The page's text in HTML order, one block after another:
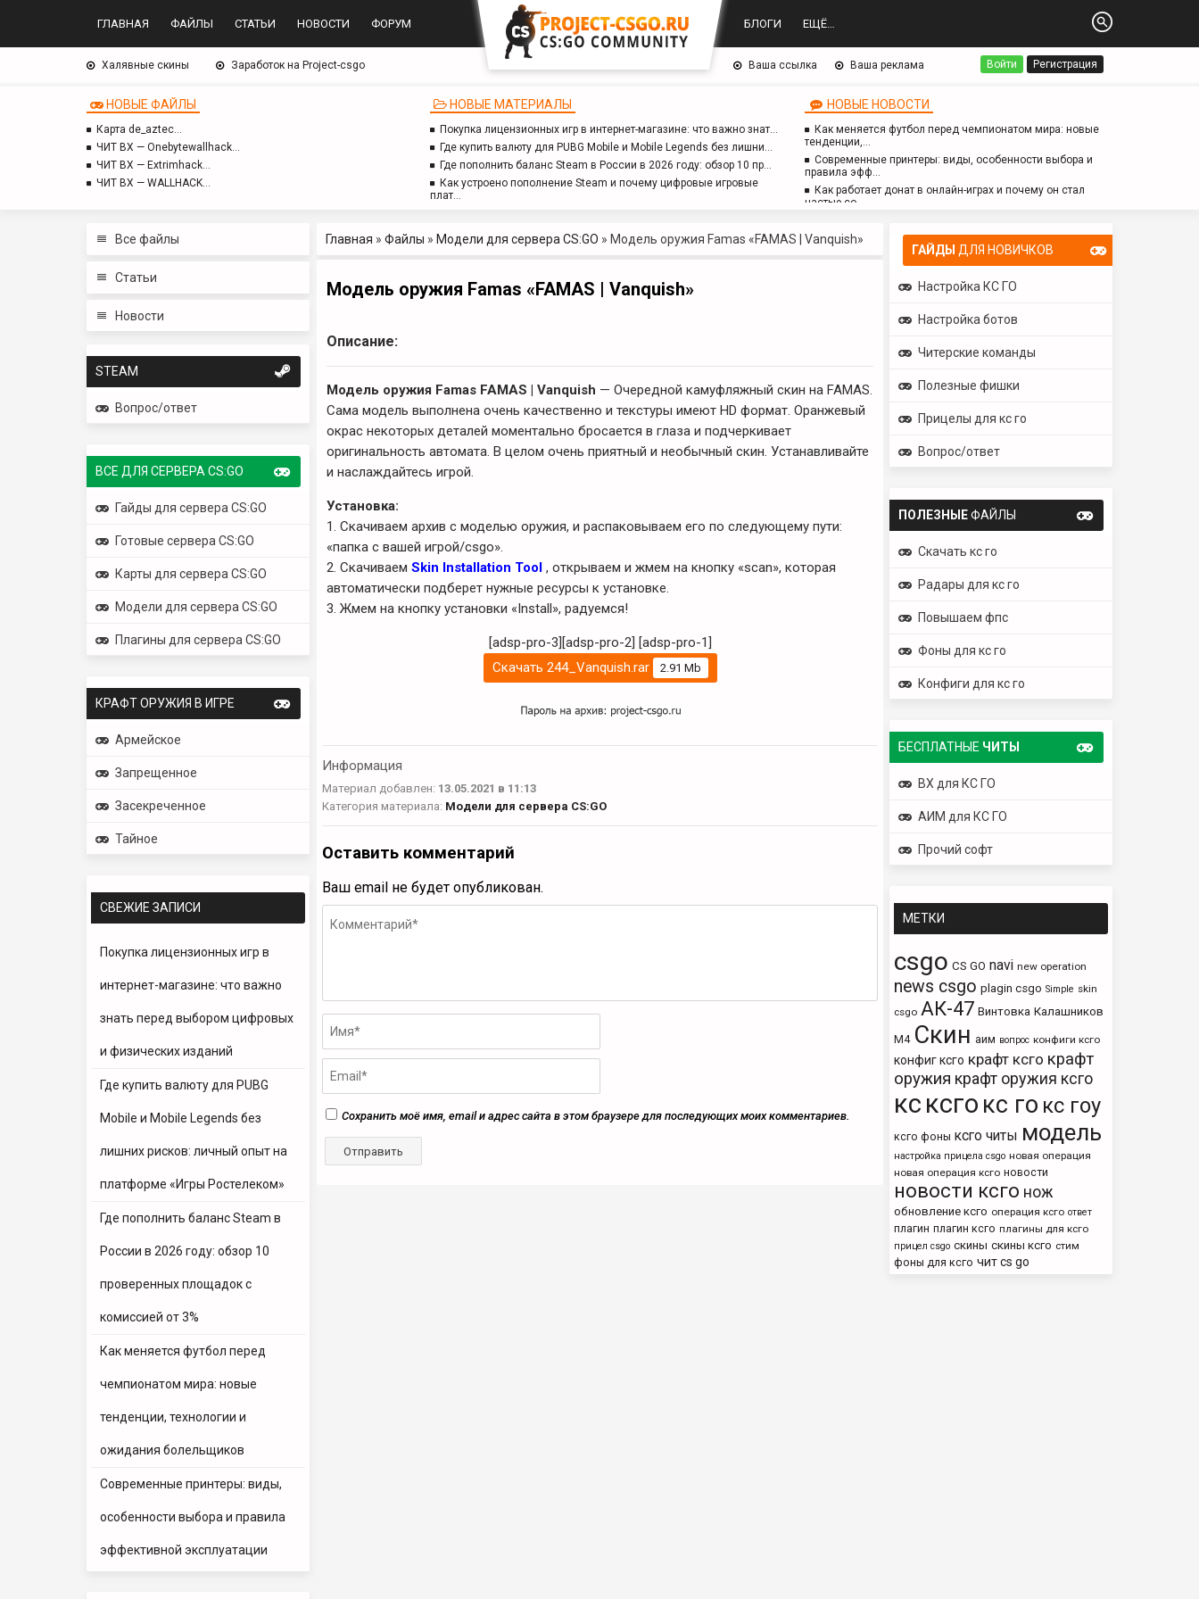
ГЛАВНАЯ ФАЙЛЫ СТАТЬИ НОВОСТИ ФОРУМ БЛОГИ ЕЩЁ…
Халявные скины Заработок на Project-csgo Ваша ссылка Ваша реклама Войти Регистрация
НОВЫЕ ФАЙЛЫ
Карта de_aztec…
ЧИТ BX — Onebytewallhack…
ЧИТ BX — Extrimhack…
ЧИТ BX — WALLHACK…
НОВЫЕ МАТЕРИАЛЫ
Покупка лицензионных игр в интернет-магазине: что важно знат…
Где купить валюту для PUBG Mobile и Mobile Legends без лишни…
Где пополнить баланс Steam в России в 2026 году: обзор 10 пр…
Как устроено пополнение Steam и почему цифровые игровые
плат…
НОВЫЕ НОВОСТИ
Как меняется футбол перед чемпионатом мира: новые
тенденции,…
Современные принтеры: виды, особенности выбора и
правила эфф…
Как работает донат в онлайн-играх и почему он стал
частью со…
методы и з…
Все файлы
Статьи
Новости
STEAM
Вопрос/ответ
ВСЕ ДЛЯ СЕРВЕРА CS:GO
Гайды для сервера CS:GO
Готовые сервера CS:GO
Карты для сервера CS:GO
Модели для сервера CS:GO
Плагины для сервера CS:GO
КРАФТ ОРУЖИЯ В ИГРЕ
Армейское
Запрещенное
Засекреченное
Тайное
СВЕЖИЕ ЗАПИСИ
Покупка лицензионных игр в
интернет-магазине: что важно
знать перед выбором цифровых
и физических изданий
Где купить валюту для PUBG
Mobile и Mobile Legends без
лишних рисков: личный опыт на
платформе «Игры Ростелеком»
Где пополнить баланс Steam в
России в 2026 году: обзор 10
проверенных площадок с
комиссией от 3%
Как меняется футбол перед
чемпионатом мира: новые
тенденции, технологии и
ожидания болельщиков
Современные принтеры: виды,
особенности выбора и правила
эффективной эксплуатации
ГАЙДЫ ДЛЯ НОВИЧКОВ
Настройка КС ГО
Настройка ботов
Читерские команды
Полезные фишки
Прицелы для кс го
Вопрос/ответ
ПОЛЕЗНЫЕФАЙЛЫ
Скачать кс го
Радары для кс го
Повышаем фпс
Фоны для кс го
Конфиги для кс го
БЕСПЛАТНЫЕ ЧИТЫ
ВХ для КС ГО
АИМ для КС ГО
Прочий софт
МЕТКИ
csgo CS GO navi new operation
news csgo plagin csgo Simple skin
csgo АК-47 Винтовка Калашников
М4 Скин аим вопрос конфиги ксго
конфиг ксго крафт ксго крафт
оружия крафт оружия ксго
кс ксго кс го кс гоу
ксго фоны ксго читы модель
настройка прицела csgo новая операция
новая операция ксго новости
новости ксго нож
обновление ксго операция ксго ответ
плагин плагин ксго плагины для ксго
прицел csgo скины скины ксго стим
фоны для ксго чит cs go
Главная » Файлы » Модели для сервера CS:GO » Модель оружия Famas «FAMAS | Vanquish»
Модель оружия Famas «FAMAS | Vanquish»
Описание:
Модель оружия Famas FAMAS | Vanquish — Очередной камуфляжный скин на FAMAS.
Сама модель выполнена очень качественно и текстуры имеют HD формат. Оранжевый
окрас некоторых деталей моментально бросается в глаза и подчеркивает
оригинальность автомата. В целом очень приятный и необычный скин. Устанавливайте
и наслаждайтесь игрой.
Установка:
1. Скачиваем архив с моделью оружия, и распаковываем его по следующему пути:
«папка с вашей игрой/csgo».
2. Скачиваем Skin Installation Tool , открываем и жмем на кнопку «scan», которая
автоматически подберет нужные ресурсы к установке.
3. Жмем на кнопку установки «Install», радуемся!
[adsp-pro-3][adsp-pro-2] [adsp-pro-1]
Скачать 244_Vanquish.rar
2.91 Mb
Информация
Материал добавлен: 13.05.2021 в 11:13
Категория материала: Модели для сервера CS:GO
Оставить комментарий
Ваш email не будет опубликован.
Сохранить моё имя, email и адрес сайта в этом браузере для последующих моих комментариев.